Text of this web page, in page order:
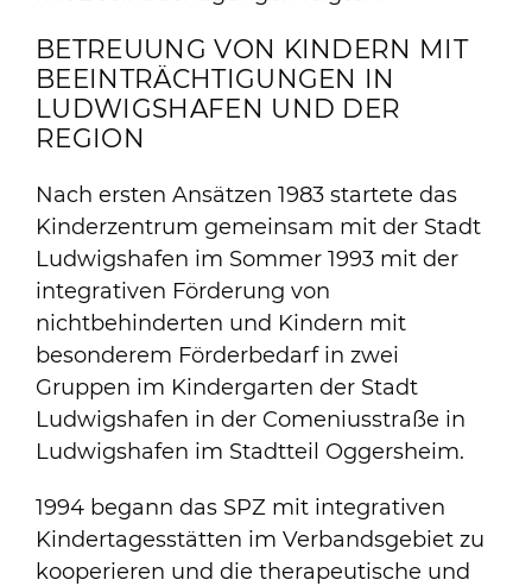
BETREUUNG VON KINDERN MIT
BEEINTRÄCHTIGUNGEN IN
LUDWIGSHAFEN UND DER
REGION
Nach ersten Ansätzen 1983 startete das
Kinderzentrum gemeinsam mit der Stadt
Ludwigshafen im Sommer 1993 mit der
integrativen Förderung von
nichtbehinderten und Kindern mit
besonderem Förderbedarf in zwei
Gruppen im Kindergarten der Stadt
Ludwigshafen in der Comeniusstraße in
Ludwigshafen im Stadtteil Oggersheim.
1994 begann das SPZ mit integrativen
Kindertagesstätten im Verbandsgebiet zu
kooperieren und die therapeutische und